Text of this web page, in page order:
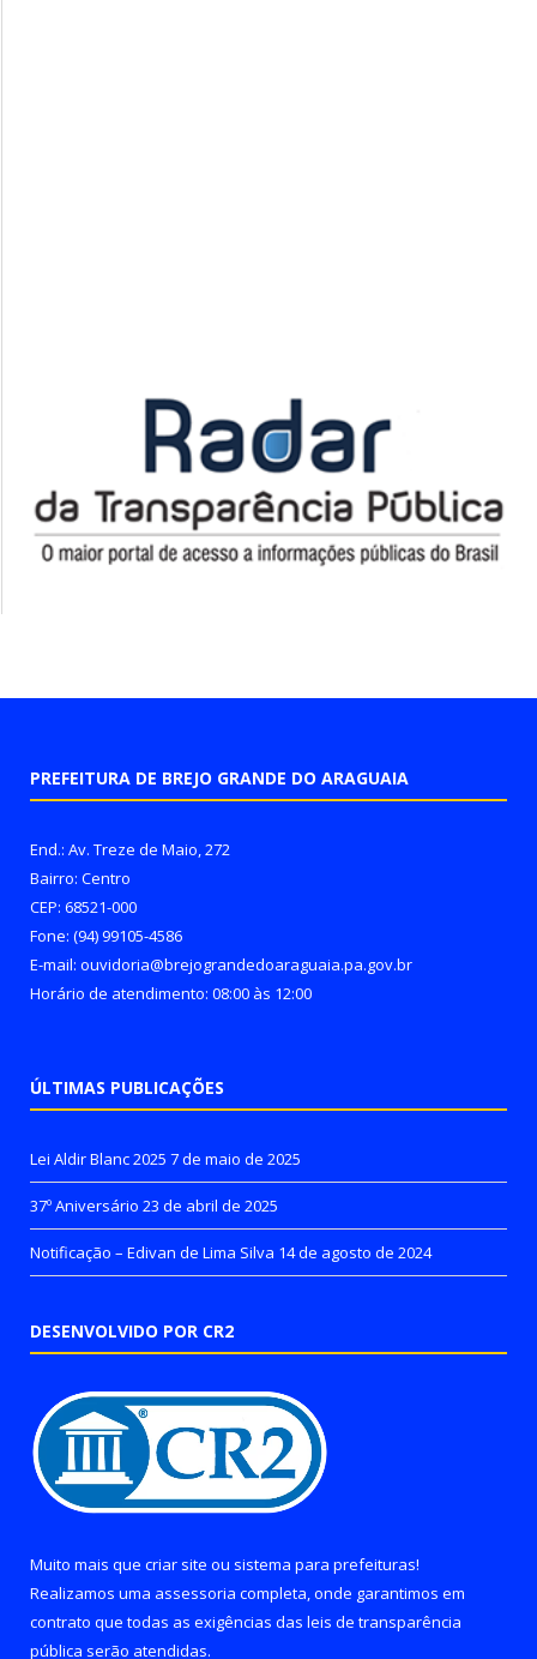
PREFEITURA DE BREJO GRANDE DO ARAGUAIA
End.: Av. Treze de Maio, 272
Bairro: Centro
CEP: 68521-000
Fone: (94) 99105-4586
E-mail: ouvidoria@brejograndedoaraguaia.pa.gov.br
Horário de atendimento: 08:00 às 12:00
ÚLTIMAS PUBLICAÇÕES
Lei Aldir Blanc 2025 7 de maio de 2025
37º Aniversário 23 de abril de 2025
Notificação – Edivan de Lima Silva 14 de agosto de 2024
DESENVOLVIDO POR CR2
Muito mais que criar site ou sistema para prefeituras!
Realizamos uma assessoria completa, onde garantimos em
contrato que todas as exigências das leis de transparência
pública serão atendidas.